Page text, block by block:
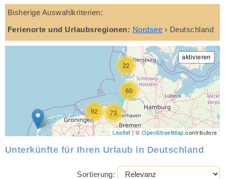
Bisherige Auswahlkriterien:
Ferienorte und Urlaubsregionen: Nordsee › Deutschland
73
92
22
60
Leaflet| ©OpenStreetMap contributors
Unterkünfte für Ihren Urlaub in Deutschland
Sortierung: